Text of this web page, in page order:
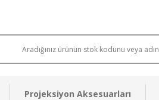
Projeksiyon Aksesuarları